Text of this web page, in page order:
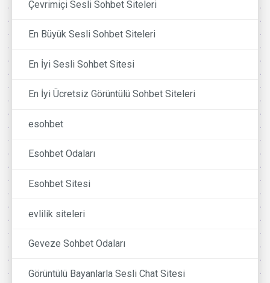
Çevrimiçi Sesli Sohbet Siteleri
En Büyük Sesli Sohbet Siteleri
En İyi Sesli Sohbet Sitesi
En İyi Ücretsiz Görüntülü Sohbet Siteleri
esohbet
Esohbet Odaları
Esohbet Sitesi
evlilik siteleri
Geveze Sohbet Odaları
Görüntülü Bayanlarla Sesli Chat Sitesi